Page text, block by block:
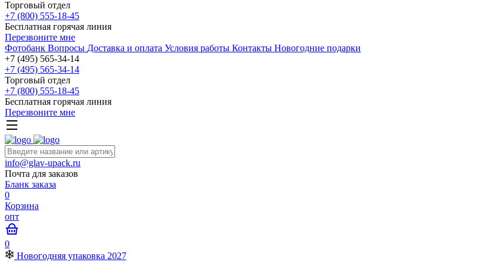
Торговый отдел
+7 (800) 555-18-45
Бесплатная горячая линия
Перезвоните мне
Фотобанк Вопросы Доставка и оплата Условия работы Контакты Новогодние подарки
+7 (495) 565-34-14
+7 (495) 565-34-14
Торговый отдел
+7 (800) 555-18-45
Бесплатная горячая линия
Перезвоните мне
info@glav-upack.ru
Почта для заказов
Бланк заказа
0
Корзина
опт
0
Новогодняя упаковка 2027